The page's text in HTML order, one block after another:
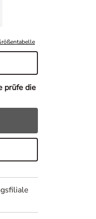
prüfe die